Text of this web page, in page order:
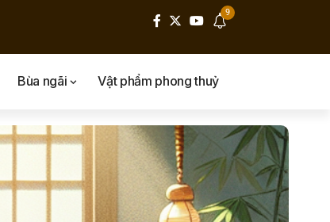
9
Bùa ngãi Vật phẩm phong thuỷ